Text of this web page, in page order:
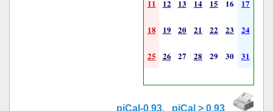
11 12 13 14 15 16 17
18 19 20 21 22 23 24
25 26 27 28 29 30 31
piCal-0.93, piCal > 0.93